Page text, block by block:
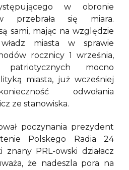
w obronie
przebrała się miara.
sami, mając na względzie
miasta w sprawie
rocznicy 1 września,
mocno
miasta, już wcześniej
odwołania
ze stanowiska.
poczynania prezydent
Polskego Radia 24
znany PRL-owski działacz
że nadeszla pora na